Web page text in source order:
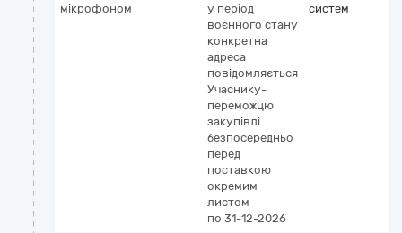
мікрофоном
у період
воєнного стану
конкретна
адреса
повідомляється
Учаснику-
переможцю
закупівлі
безпосередньо
перед
поставкою
окремим
листом
по 31-12-2026
систем